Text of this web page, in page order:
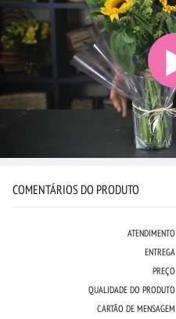
COMENTÁRIOS DO PRODUTO
ATENDIMENTO
ENTREGA
PREÇO
QUALIDADE DO PRODUTO
CARTÃO DE MENSAGEM